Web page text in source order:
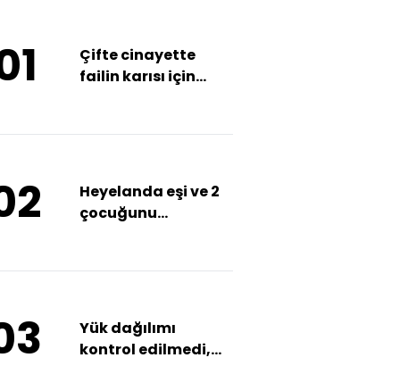
Çifte cinayette
failin karısı için
Heyelanda eşi ve 2
çocuğunu
Yük dağılımı
kontrol edilmedi,